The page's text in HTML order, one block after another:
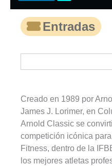
Entradas
Creado en 1989 por
James J. Lorimer, en
Arnold Classic se
competición icónica
Fitness, dentro de la
los mejores atletas